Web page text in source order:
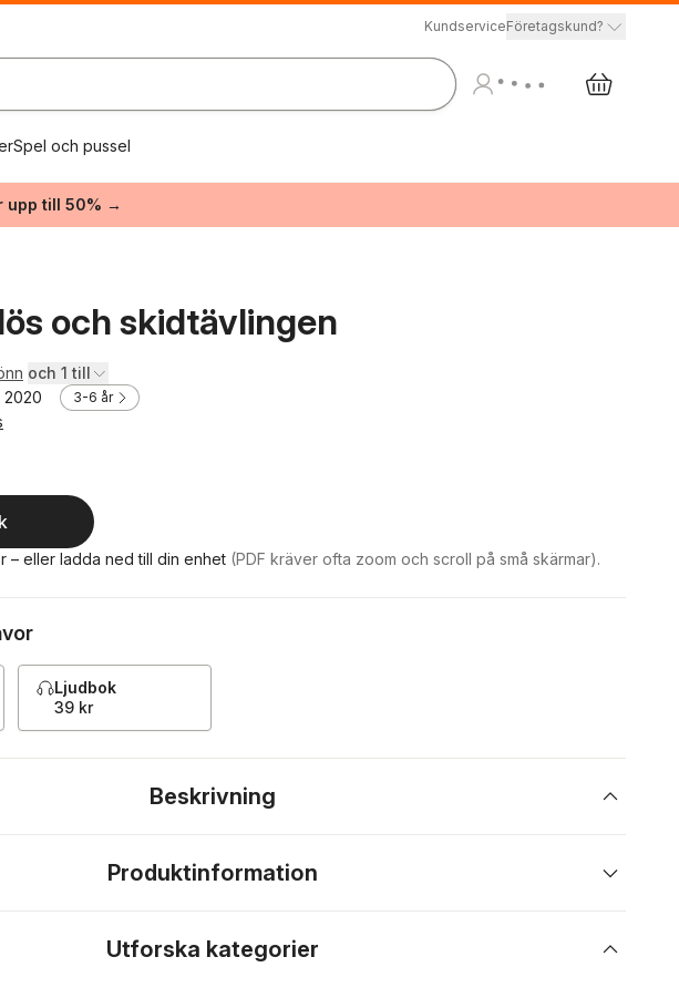
KundserviceFöretagskund?
Spel och pussel
upp till 50% →
och skidtävlingen
och 1 till
2020 3-6 år
– eller ladda ned till din enhet (PDF kräver ofta zoom och scroll på små skärmar).
Ljudbok
39 kr
Beskrivning
Produktinformation
Utforska kategorier